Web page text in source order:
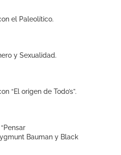
el Paleolítico.
y Sexualidad.
“El origen de Todo’s”.
Bauman y Black